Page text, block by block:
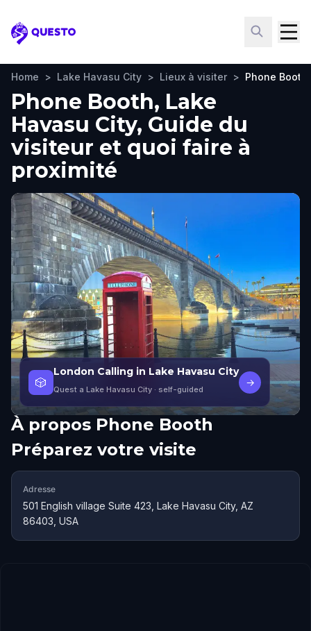
Questo
Home > Lake Havasu City > Lieux à visiter > Phone Booth
Phone Booth, Lake
Havasu City, Guide du
visiteur et quoi faire à
proximité
🎲
London Calling in Lake Havasu City
Quest a Lake Havasu City · self-guided
→
À propos Phone Booth
Préparez votre visite
Adresse
501 English village Suite 423, Lake Havasu City, AZ
86403, USA